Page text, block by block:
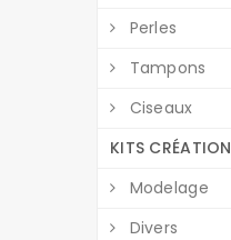
Perles
Tampons
Ciseaux
KITS CRÉATION
Modelage
Divers